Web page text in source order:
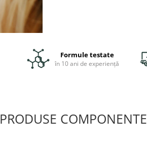
Formule testate
în 10 ani de experiență
PRODUSE COMPONENTE